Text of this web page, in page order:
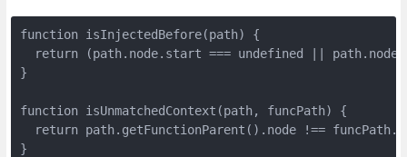
function isInjectedBefore(path) {
return (path.node.start === undefined ||
}
function isUnmatchedContext(path, funcPath) {
return path.getFunctionParent().node !==
}